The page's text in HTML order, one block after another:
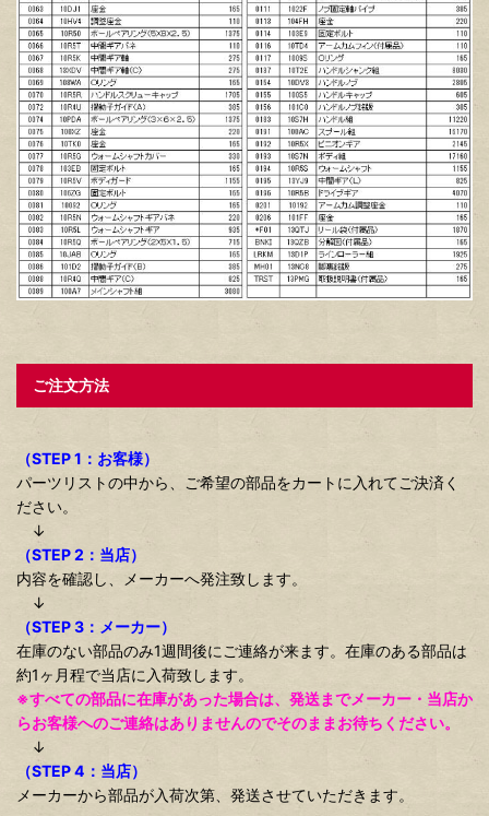
ご注文方法
（STEP 1：お客様）
パーツリストの中から、ご希望の部品をカートに入れてご決済く
ださい。
↓
（STEP 2：当店）
内容を確認し、メーカーへ発注致します。
↓
（STEP 3：メーカー）
在庫のない部品のみ1週間後にご連絡が来ます。在庫のある部品は
約1ヶ月程で当店に入荷致します。
※すべての部品に在庫があった場合は、発送までメーカー・当店か
らお客様へのご連絡はありませんのでそのままお待ちください。
↓
（STEP 4：当店）
メーカーから部品が入荷次第、発送させていただきます。